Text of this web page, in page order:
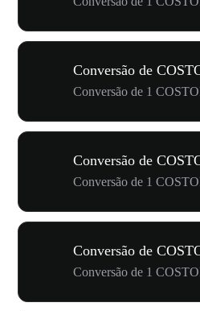
Conversão de
Conversão de 1
Conversão de
Conversão de 1
Conversão de
Conversão de 1